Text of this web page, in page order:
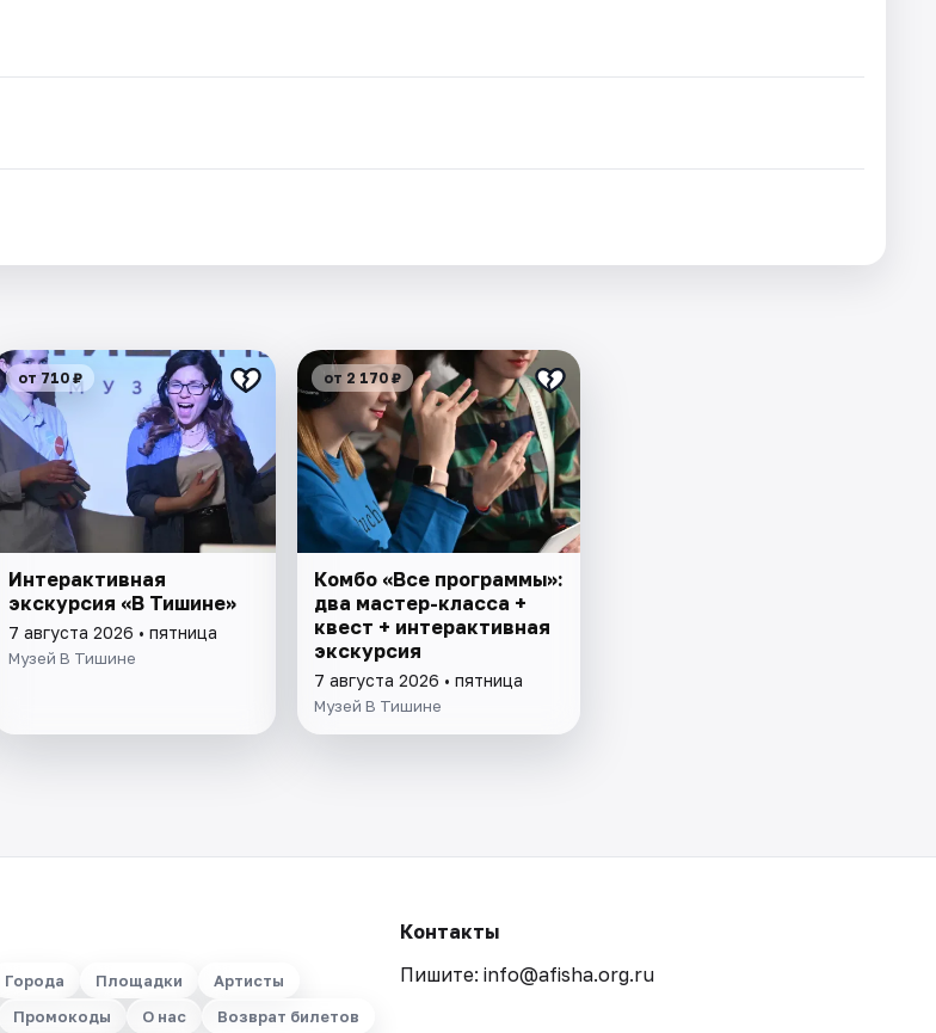
от 710 ₽
Интерактивная
экскурсия «В Тишине»
7 августа 2026 • пятница
Музей В Тишине
от 2 170 ₽
Комбо «Все программы»:
два мастер-класса +
квест + интерактивная
экскурсия
7 августа 2026 • пятница
Музей В Тишине
Города Площадки
Артисты
Промокоды О нас Возврат билетов
Контакты
Пишите: info@afisha.org.ru